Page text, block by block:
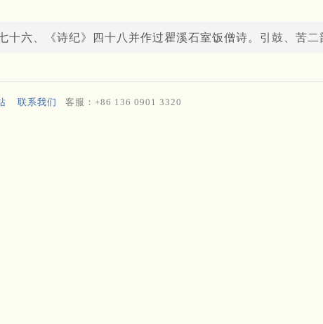
六、《诗纪》四十八并作过瞿溪石室饭僧诗。引鼓、苦
联系我们 客服：+86 136 0901 3320